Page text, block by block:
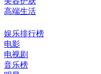
高端生活
娱乐排行榜
电影
电视剧
音乐榜